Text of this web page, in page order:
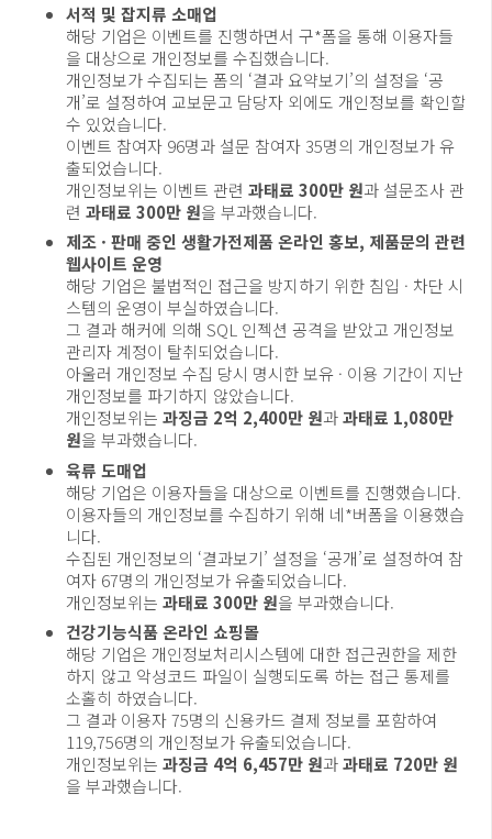
서적 및 잡지류 소매업
해당 기업은 이벤트를 진행하면서 구*폼을 통해 이용자들
을 대상으로 개인정보를 수집했습니다.
개인정보가 수집되는 폼의 ‘결과 요약보기’의 설정을 ‘공
개’로 설정하여 교보문고 담당자 외에도 개인정보를 확인할
수 있었습니다.
이벤트 참여자 96명과 설문 참여자 35명의 개인정보가 유
출되었습니다.
개인정보위는 이벤트 관련 과태료 300만 원과 설문조사 관
련 과태료 300만 원을 부과했습니다.
제조 · 판매 중인 생활가전제품 온라인 홍보, 제품문의 관련
웹사이트 운영
해당 기업은 불법적인 접근을 방지하기 위한 침입 · 차단 시
스템의 운영이 부실하였습니다.
그 결과 해커에 의해 SQL 인젝션 공격을 받았고 개인정보
관리자 계정이 탈취되었습니다.
아울러 개인정보 수집 당시 명시한 보유 · 이용 기간이 지난
개인정보를 파기하지 않았습니다.
개인정보위는 과징금 2억 2,400만 원과과태료 1,080만
원을 부과했습니다.
육류 도매업
해당 기업은 이용자들을 대상으로 이벤트를 진행했습니다.
이용자들의 개인정보를 수집하기 위해 네*버폼을 이용했습
니다.
수집된 개인정보의 ‘결과보기’ 설정을 ‘공개’로 설정하여 참
여자 67명의 개인정보가 유출되었습니다.
개인정보위는 과태료 300만 원을 부과했습니다.
건강기능식품 온라인 쇼핑몰
해당 기업은 개인정보처리시스템에 대한 접근권한을 제한
하지 않고 악성코드 파일이 실행되도록 하는 접근 통제를
소홀히 하였습니다.
그 결과 이용자 75명의 신용카드 결제 정보를 포함하여
119,756명의 개인정보가 유출되었습니다.
개인정보위는 과징금 4억 6,457만 원과과태료 720만 원
을 부과했습니다.